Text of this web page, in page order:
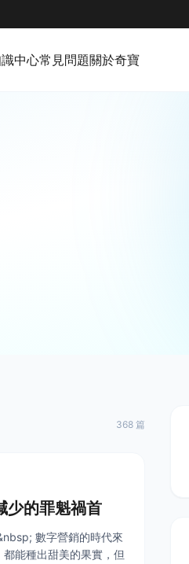
中心常見問題關於奇寶
368 篇
少的罪魁禍首
數字營銷的時代來
能種出甜美的果實，但